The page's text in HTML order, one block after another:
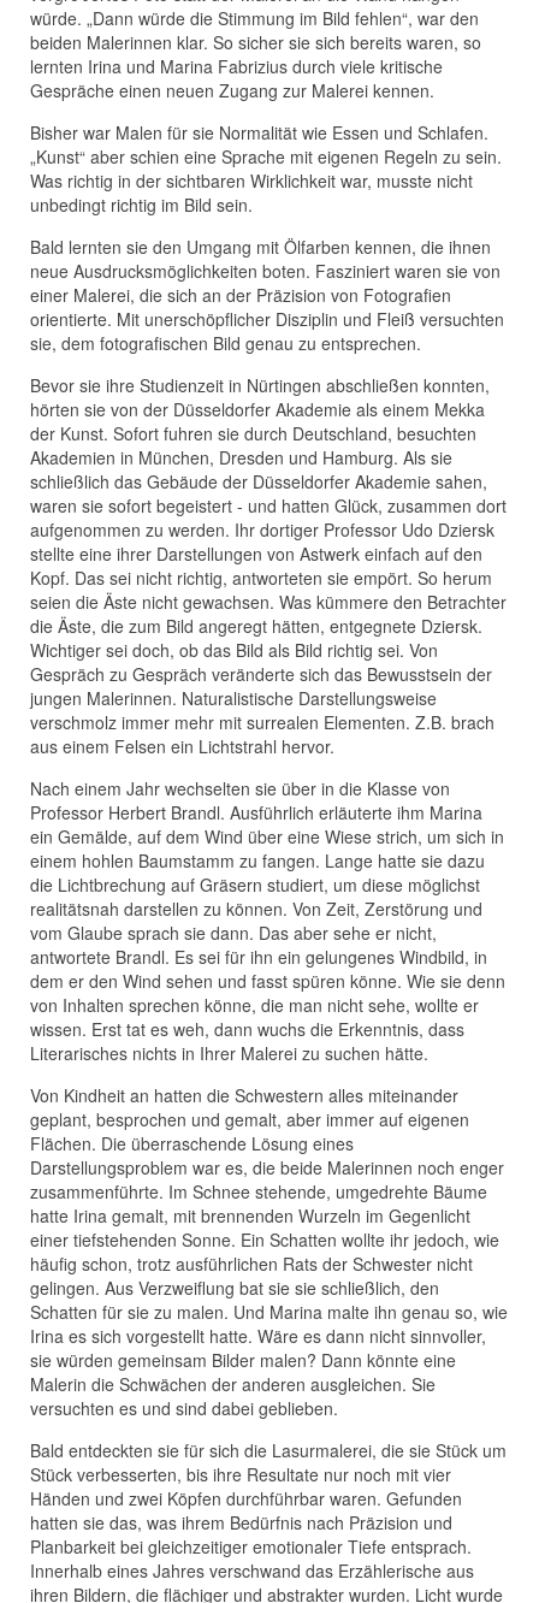
würde. „Dann würde die Stimmung im Bild fehlen“, war den
beiden Malerinnen klar. So sicher sie sich bereits waren, so
lernten Irina und Marina Fabrizius durch viele kritische
Gespräche einen neuen Zugang zur Malerei kennen.
Bisher war Malen für sie Normalität wie Essen und Schlafen.
„Kunst“ aber schien eine Sprache mit eigenen Regeln zu sein.
Was richtig in der sichtbaren Wirklichkeit war, musste nicht
unbedingt richtig im Bild sein.
Bald lernten sie den Umgang mit Ölfarben kennen, die ihnen
neue Ausdrucksmöglichkeiten boten. Fasziniert waren sie von
einer Malerei, die sich an der Präzision von Fotografien
orientierte. Mit unerschöpflicher Disziplin und Fleiß versuchten
sie, dem fotografischen Bild genau zu entsprechen.
Bevor sie ihre Studienzeit in Nürtingen abschließen konnten,
hörten sie von der Düsseldorfer Akademie als einem Mekka
der Kunst. Sofort fuhren sie durch Deutschland, besuchten
Akademien in München, Dresden und Hamburg. Als sie
schließlich das Gebäude der Düsseldorfer Akademie sahen,
waren sie sofort begeistert - und hatten Glück, zusammen dort
aufgenommen zu werden. Ihr dortiger Professor Udo Dziersk
stellte eine ihrer Darstellungen von Astwerk einfach auf den
Kopf. Das sei nicht richtig, antworteten sie empört. So herum
seien die Äste nicht gewachsen. Was kümmere den Betrachter
die Äste, die zum Bild angeregt hätten, entgegnete Dziersk.
Wichtiger sei doch, ob das Bild als Bild richtig sei. Von
Gespräch zu Gespräch veränderte sich das Bewusstsein der
jungen Malerinnen. Naturalistische Darstellungsweise
verschmolz immer mehr mit surrealen Elementen. Z.B. brach
aus einem Felsen ein Lichtstrahl hervor.
Nach einem Jahr wechselten sie über in die Klasse von
Professor Herbert Brandl. Ausführlich erläuterte ihm Marina
ein Gemälde, auf dem Wind über eine Wiese strich, um sich in
einem hohlen Baumstamm zu fangen. Lange hatte sie dazu
die Lichtbrechung auf Gräsern studiert, um diese möglichst
realitätsnah darstellen zu können. Von Zeit, Zerstörung und
vom Glaube sprach sie dann. Das aber sehe er nicht,
antwortete Brandl. Es sei für ihn ein gelungenes Windbild, in
dem er den Wind sehen und fasst spüren könne. Wie sie denn
von Inhalten sprechen könne, die man nicht sehe, wollte er
wissen. Erst tat es weh, dann wuchs die Erkenntnis, dass
Literarisches nichts in Ihrer Malerei zu suchen hätte.
Von Kindheit an hatten die Schwestern alles miteinander
geplant, besprochen und gemalt, aber immer auf eigenen
Flächen. Die überraschende Lösung eines
Darstellungsproblem war es, die beide Malerinnen noch enger
zusammenführte. Im Schnee stehende, umgedrehte Bäume
hatte Irina gemalt, mit brennenden Wurzeln im Gegenlicht
einer tiefstehenden Sonne. Ein Schatten wollte ihr jedoch, wie
häufig schon, trotz ausführlichen Rats der Schwester nicht
gelingen. Aus Verzweiflung bat sie sie schließlich, den
Schatten für sie zu malen. Und Marina malte ihn genau so, wie
Irina es sich vorgestellt hatte. Wäre es dann nicht sinnvoller,
sie würden gemeinsam Bilder malen? Dann könnte eine
Malerin die Schwächen der anderen ausgleichen. Sie
versuchten es und sind dabei geblieben.
Bald entdeckten sie für sich die Lasurmalerei, die sie Stück um
Stück verbesserten, bis ihre Resultate nur noch mit vier
Händen und zwei Köpfen durchführbar waren. Gefunden
hatten sie das, was ihrem Bedürfnis nach Präzision und
Planbarkeit bei gleichzeitiger emotionaler Tiefe entsprach.
Innerhalb eines Jahres verschwand das Erzählerische aus
ihren Bildern, die flächiger und abstrakter wurden. Licht wurde